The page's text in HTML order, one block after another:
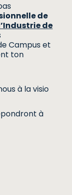
de
de
Campus et
ton
à la visio
à